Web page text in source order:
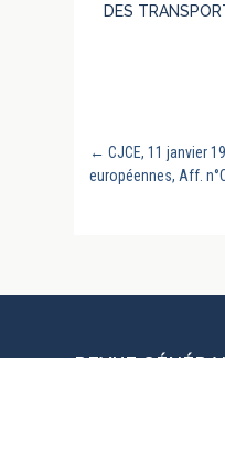
DES
← CJCE, 11 janvier
européennes, Aff.
REVUE